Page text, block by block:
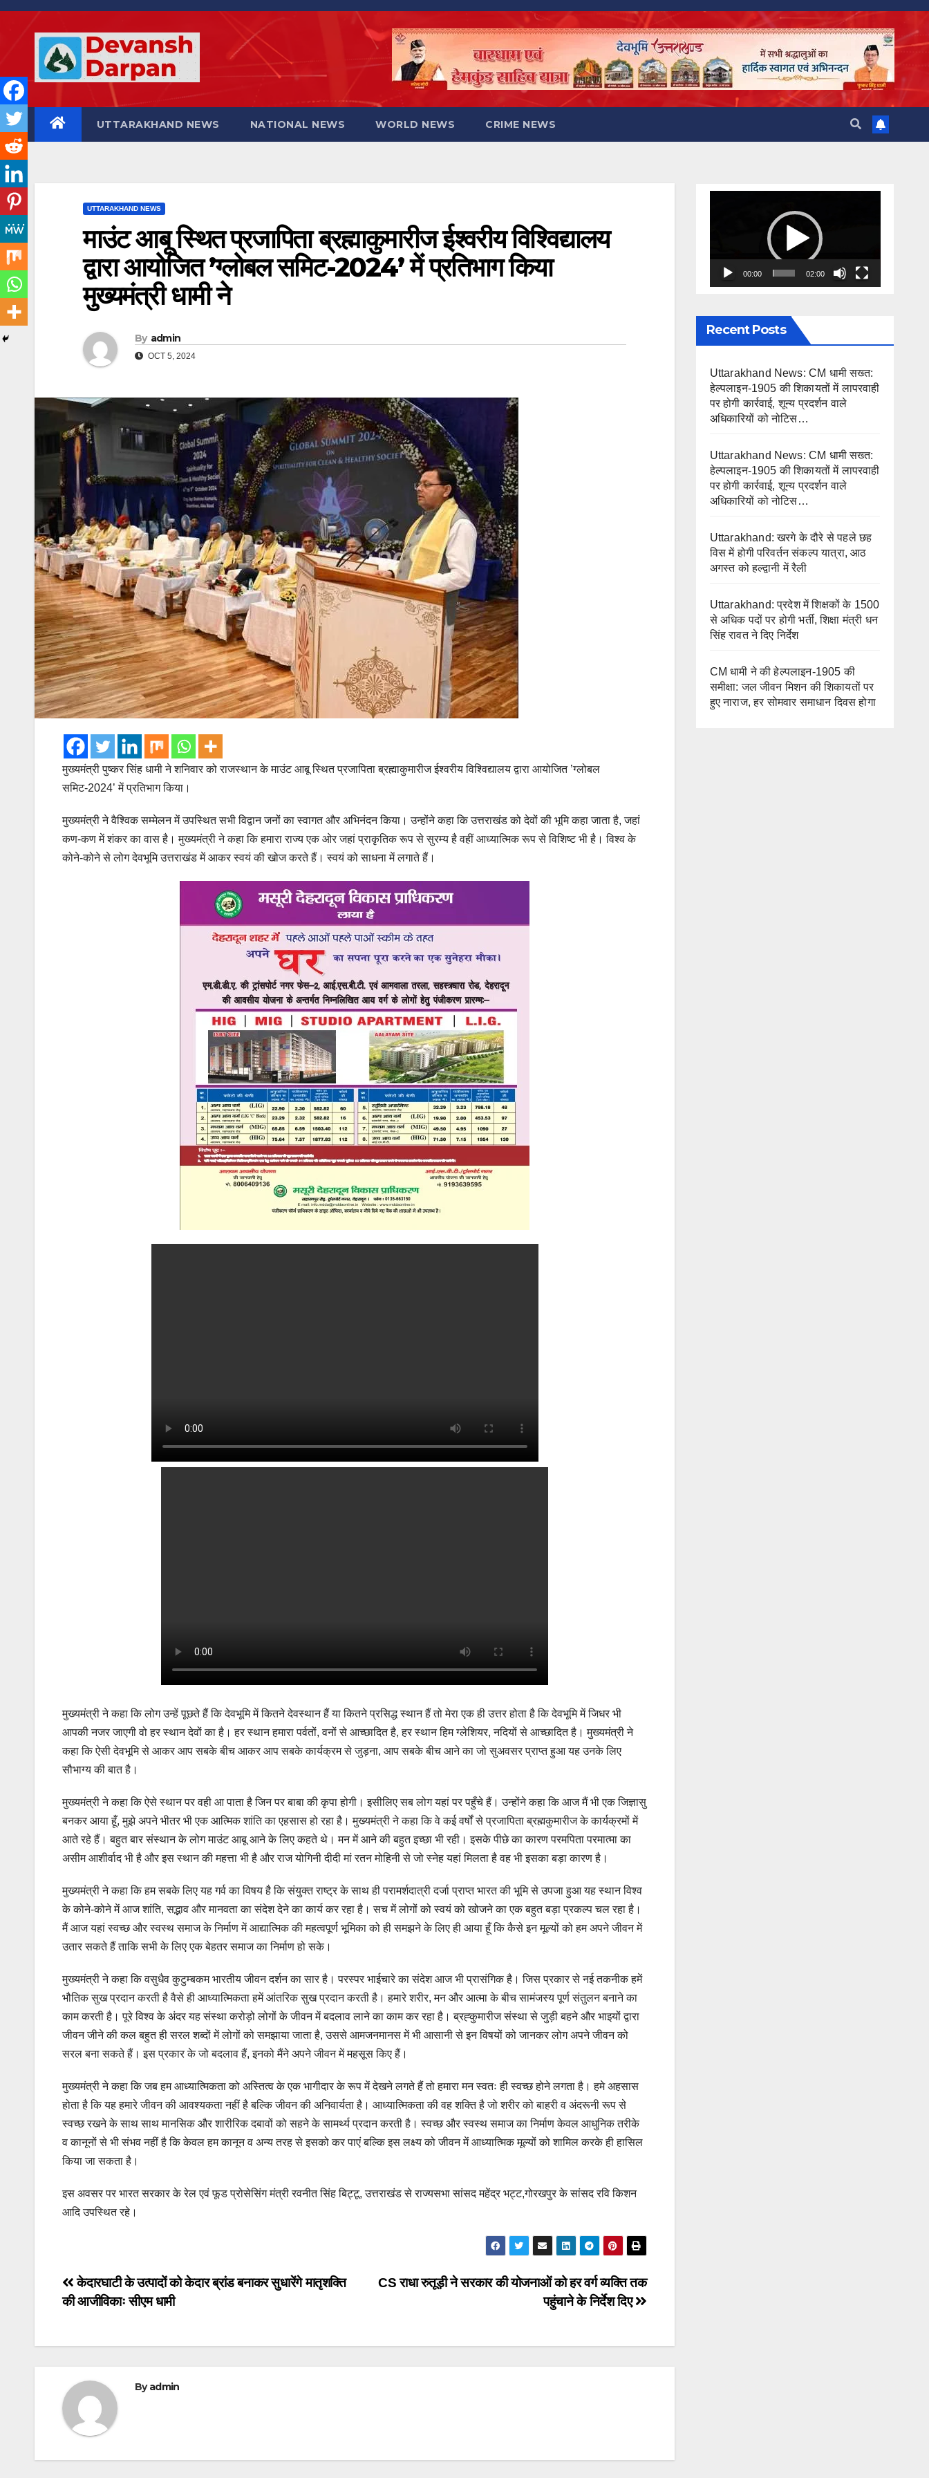
Skip
UTTARAKHAND NEWS NATIONAL NEWS WORLD NEWS CRIME NEWS
UTTARAKHAND NEWS
माउंट आबू स्थित प्रजापिता ब्रह्माकुमारीज ईश्वरीय विश्विद्यालय
द्वारा आयोजित ’ग्लोबल समिट-2024’ में प्रतिभाग किया
मुख्यमंत्री धामी ने
By admin
OCT 5, 2024
मुख्यमंत्री पुष्कर सिंह धामी ने शनिवार को राजस्थान के माउंट आबू स्थित प्रजापिता ब्रह्माकुमारीज ईश्वरीय विश्विद्यालय द्वारा आयोजित ’ग्लोबल
समिट-2024’ में प्रतिभाग किया।
मुख्यमंत्री ने वैश्विक सम्मेलन में उपस्थित सभी विद्वान जनों का स्वागत और अभिनंदन किया। उन्होंने कहा कि उत्तराखंड को देवों की भूमि कहा जाता है, जहां
कण-कण में शंकर का वास है। मुख्यमंत्री ने कहा कि हमारा राज्य एक ओर जहां प्राकृतिक रूप से सुरम्य है वहीं आध्यात्मिक रूप से विशिष्ट भी है। विश्व के
कोने-कोने से लोग देवभूमि उत्तराखंड में आकर स्वयं की खोज करते हैं। स्वयं को साधना में लगाते हैं।
मुख्यमंत्री ने कहा कि लोग उन्हें पूछते हैं कि देवभूमि में कितने देवस्थान हैं या कितने प्रसिद्ध स्थान हैं तो मेरा एक ही उत्तर होता है कि देवभूमि में जिधर भी
आपकी नजर जाएगी वो हर स्थान देवों का है। हर स्थान हमारा पर्वतों, वनों से आच्छादित है, हर स्थान हिम ग्लेशियर, नदियों से आच्छादित है। मुख्यमंत्री ने
कहा कि ऐसी देवभूमि से आकर आप सबके बीच आकर आप सबके कार्यक्रम से जुड़ना, आप सबके बीच आने का जो सुअवसर प्राप्त हुआ यह उनके लिए
सौभाग्य की बात है।
मुख्यमंत्री ने कहा कि ऐसे स्थान पर वही आ पाता है जिन पर बाबा की कृपा होगी। इसीलिए सब लोग यहां पर पहुँचे हैं। उन्होंने कहा कि आज मैं भी एक जिज्ञासु
बनकर आया हूँ, मुझे अपने भीतर भी एक आत्मिक शांति का एहसास हो रहा है। मुख्यमंत्री ने कहा कि वे कई वर्षों से प्रजापिता ब्रह्मकुमारीज के कार्यक्रमों में
आते रहे हैं। बहुत बार संस्थान के लोग माउंट आबू आने के लिए कहते थे। मन में आने की बहुत इच्छा भी रही। इसके पीछे का कारण परमपिता परमात्मा का
असीम आशीर्वाद भी है और इस स्थान की महत्ता भी है और राज योगिनी दीदी मां रतन मोहिनी से जो स्नेह यहां मिलता है वह भी इसका बड़ा कारण है।
मुख्यमंत्री ने कहा कि हम सबके लिए यह गर्व का विषय है कि संयुक्त राष्ट्र के साथ ही परामर्शदात्री दर्जा प्राप्त भारत की भूमि से उपजा हुआ यह स्थान विश्व
के कोने-कोने में आज शांति, सद्भाव और मानवता का संदेश देने का कार्य कर रहा है। सच में लोगों को स्वयं को खोजने का एक बहुत बड़ा प्रकल्प चल रहा है।
मैं आज यहां स्वच्छ और स्वस्थ समाज के निर्माण में आद्यात्मिक की महत्वपूर्ण भूमिका को ही समझने के लिए ही आया हूँ कि कैसे इन मूल्यों को हम अपने जीवन में
उतार सकते हैं ताकि सभी के लिए एक बेहतर समाज का निर्माण हो सके।
मुख्यमंत्री ने कहा कि वसुधैव कुटुम्बकम भारतीय जीवन दर्शन का सार है। परस्पर भाईचारे का संदेश आज भी प्रासंगिक है। जिस प्रकार से नई तकनीक हमें
भौतिक सुख प्रदान करती है वैसे ही आध्यात्मिकता हमें आंतरिक सुख प्रदान करती है। हमारे शरीर, मन और आत्मा के बीच सामंजस्य पूर्ण संतुलन बनाने का
काम करती है। पूरे विश्व के अंदर यह संस्था करोड़ो लोगों के जीवन में बदलाव लाने का काम कर रहा है। ब्रह्कुमारीज संस्था से जुड़ी बहने और भाइयों द्वारा
जीवन जीने की कल बहुत ही सरल शब्दों में लोगों को समझाया जाता है, उससे आमजनमानस में भी आसानी से इन विषयों को जानकर लोग अपने जीवन को
सरल बना सकते हैं। इस प्रकार के जो बदलाव हैं, इनको मैंने अपने जीवन में महसूस किए हैं।
मुख्यमंत्री ने कहा कि जब हम आध्यात्मिकता को अस्तित्व के एक भागीदार के रूप में देखने लगते हैं तो हमारा मन स्वतः ही स्वच्छ होने लगता है। हमे अहसास
होता है कि यह हमारे जीवन की आवश्यकता नहीं है बल्कि जीवन की अनिवार्यता है। आध्यात्मिकता की वह शक्ति है जो शरीर को बाहरी व अंदरूनी रूप से
स्वच्छ रखने के साथ साथ मानसिक और शारीरिक दबावों को सहने के सामर्थ्य प्रदान करती है। स्वच्छ और स्वस्थ समाज का निर्माण केवल आधुनिक तरीके
व कानूनों से भी संभव नहीं है कि केवल हम कानून व अन्य तरह से इसको कर पाएं बल्कि इस लक्ष्य को जीवन में आध्यात्मिक मूल्यों को शामिल करके ही हासिल
किया जा सकता है।
इस अवसर पर भारत सरकार के रेल एवं फूड प्रोसेसिंग मंत्री रवनीत सिंह बिट्टू, उत्तराखंड से राज्यसभा सांसद महेंद्र भट्ट,गोरखपुर के सांसद रवि किशन
आदि उपस्थित रहे।
Post
navigation
CS राधा रुतूड़ी ने सरकार की योजनाओं को हर वर्ग व्यक्ति तक
पहुंचाने के निर्देश दिए
केदारघाटी के उत्पादों को केदार ब्रांड बनाकर सुधारेंगे मातृशक्ति
की आजीविकाः सीएम धामी
Byadmin
00:00 02:00
Recent Posts
Uttarakhand News: CM धामी सख्त:
हेल्पलाइन-1905 की शिकायतों में लापरवाही
पर होगी कार्रवाई, शून्य प्रदर्शन वाले
अधिकारियों को नोटिस…
Uttarakhand News: CM धामी सख्त:
हेल्पलाइन-1905 की शिकायतों में लापरवाही
पर होगी कार्रवाई, शून्य प्रदर्शन वाले
अधिकारियों को नोटिस…
Uttarakhand: खरगे के दौरे से पहले छह
विस में होगी परिवर्तन संकल्प यात्रा, आठ
अगस्त को हल्द्वानी में रैली
Uttarakhand: प्रदेश में शिक्षकों के 1500
से अधिक पदों पर होगी भर्ती, शिक्षा मंत्री धन
सिंह रावत ने दिए निर्देश
CM धामी ने की हेल्पलाइन-1905 की
समीक्षा: जल जीवन मिशन की शिकायतों पर
हुए नाराज, हर सोमवार समाधान दिवस होगा